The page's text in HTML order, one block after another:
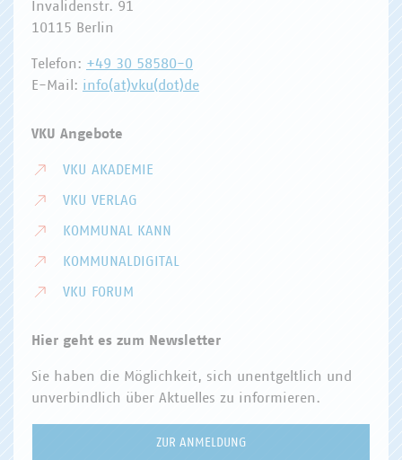
Invalidenstr. 91
10115 Berlin
Telefon: +49 30 58580-0
E-Mail: info(at)vku(dot)de
VKU Angebote
VKU AKADEMIE
VKU VERLAG
KOMMUNAL KANN
KOMMUNALDIGITAL
VKU FORUM
Hier geht es zum Newsletter
Sie haben die Möglichkeit, sich unentgeltlich und
unverbindlich über Aktuelles zu informieren.
ZUR ANMELDUNG